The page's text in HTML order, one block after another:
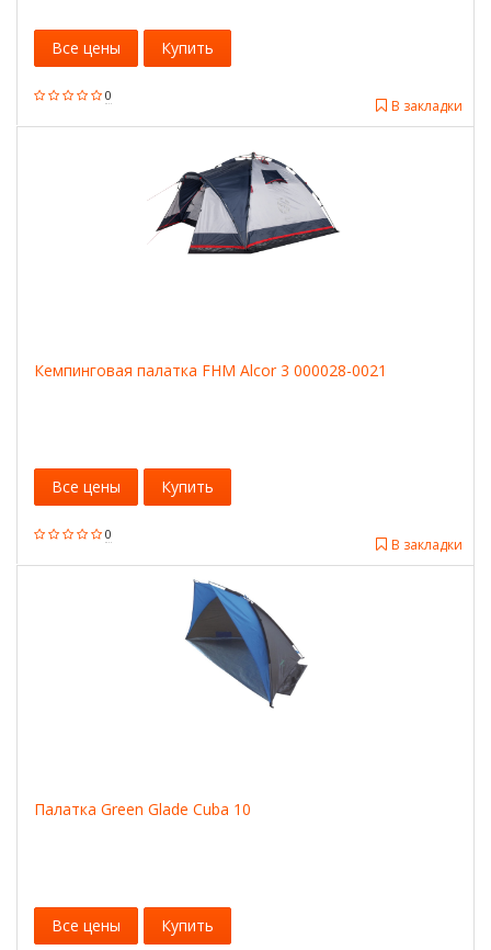
0
В закладки
Все цены Купить
Кемпинговая палатка FHM Alcor 3 000028-0021
0
В закладки
Все цены Купить
Палатка Green Glade Cuba 10
Все цены Купить